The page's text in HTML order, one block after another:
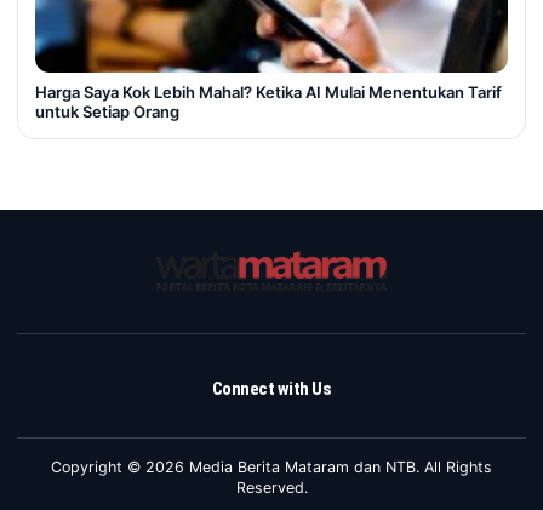
Harga Saya Kok Lebih Mahal? Ketika AI Mulai Menentukan Tarif
untuk Setiap Orang
Connect with Us
Copyright © 2026 Media Berita Mataram dan NTB. All Rights
Reserved.